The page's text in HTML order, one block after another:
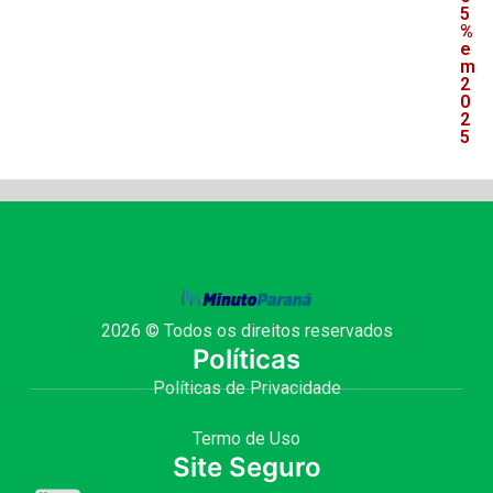
5
%
e
m
2
0
2
5
2026 © Todos os direitos reservados
Políticas
Políticas de Privacidade
Termo de Uso
Site Seguro